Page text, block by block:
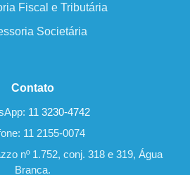
Fiscal e Tributária
Societária
Contato
11 3230-4742
11 2155-0074
nº 1.752, conj. 318 e 319, Água
Branca.